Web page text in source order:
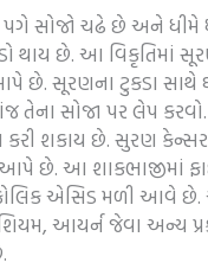
પગે સોજો ચઢે છે અને
થાય છે. આ વિકૃતિમાં
છે. સૂરણના ટુકડા સાથે
તેના સોજા પર લેપ
શકાય છે. સુરણ કેન્સર
છે. આ શાકભાજીમાં
ફોલિક એસિડ મળી આવે
આયર્ન જેવા અન્ય